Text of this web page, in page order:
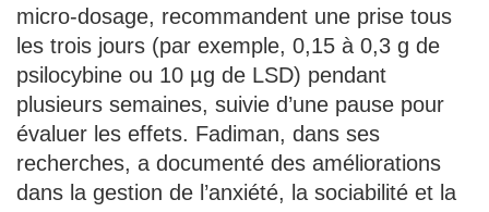
micro-dosage, recommandent une prise tous
les trois jours (par exemple, 0,15 à 0,3 g de
psilocybine ou 10 µg de LSD) pendant
plusieurs semaines, suivie d’une pause pour
évaluer les effets. Fadiman, dans ses
recherches, a documenté des améliorations
dans la gestion de l’anxiété, la sociabilité et la